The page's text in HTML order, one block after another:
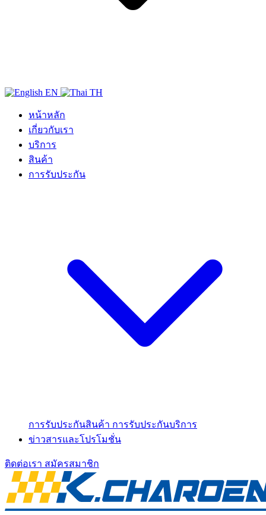
EN TH
หน้าหลัก
เกี่ยวกับเรา
บริการ
สินค้า
การรับประกัน
การรับประกันสินค้า การรับประกันบริการ
ข่าวสารและโปรโมชั่น
ติดต่อเรา สมัครสมาชิก